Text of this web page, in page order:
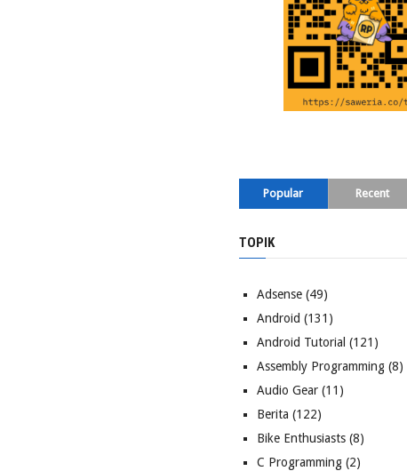
Popular Recent
TOPIK
Adsense (49)
Android (131)
Android Tutorial (121)
Assembly Programming (8)
Audio Gear (11)
Berita (122)
Bike Enthusiasts (8)
C Programming (2)